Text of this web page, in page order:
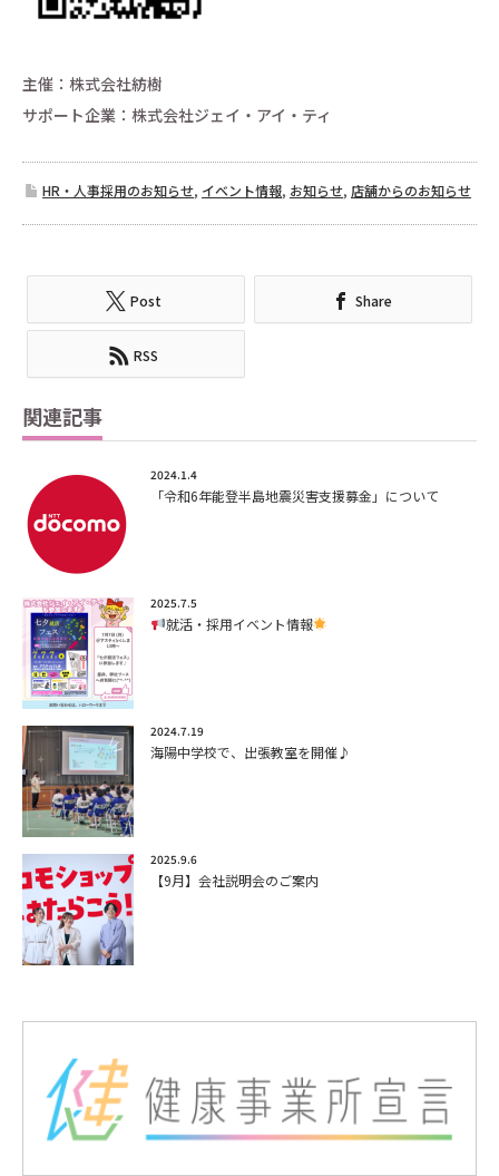
主催：株式会社紡樹
サポート企業：株式会社ジェイ・アイ・ティ
HR・人事採用のお知らせ, イベント情報, お知らせ, 店舗からのお知らせ
Post Share
RSS
関連記事
2024.1.4
「令和6年能登半島地震災害支援募金」について
2025.7.5
就活・採用イベント情報
2024.7.19
海陽中学校で、出張教室を開催♪
2025.9.6
【9月】会社説明会のご案内